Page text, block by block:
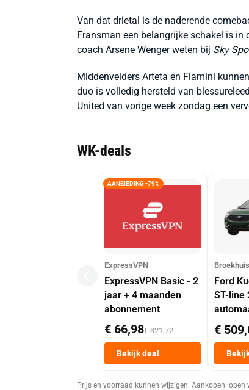
Van dat drietal is de naderende
Fransman een belangrijke schakel is in
coach Arsene Wenger weten bij Sky
Middenvelders Arteta en Flamini
duo is volledig hersteld van
United van vorige week zondag een
WK-deals
AANBIEDING -79%
ExpressVPN
ExpressVPN Basic - 2
jaar + 4 maanden
abonnement
€ 66,98€ 321,72
Bekijk deal
Broekhuis
Ford
ST-line
€
Prijs en voorraad kunnen wijzigen. Aankopen lopen